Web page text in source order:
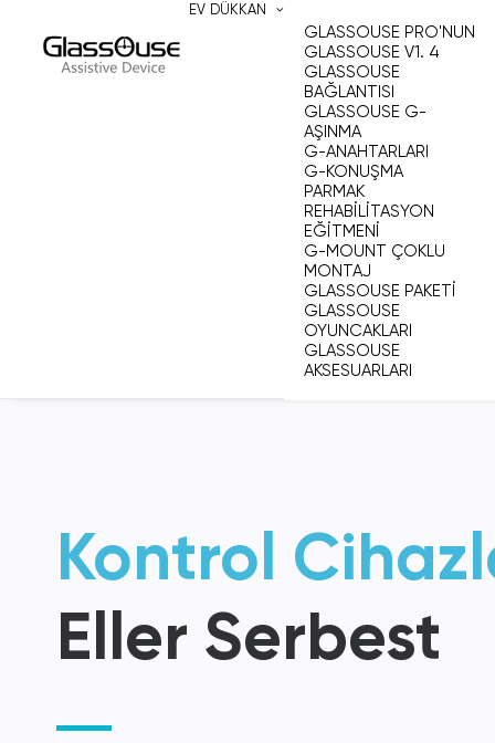
EV DÜKKAN
GLASSOUSE PRO'NUN
GLASSOUSE V1. 4
GLASSOUSE
BAĞLANTISI
GLASSOUSE G-
AŞINMA
G-ANAHTARLARI
G-KONUŞMA
PARMAK
REHABILITASYON
EĞITMENI
G-MOUNT ÇOKLU
MONTAJ
GLASSOUSE PAKETI
GLASSOUSE
OYUNCAKLARI
GLASSOUSE
AKSESUARLARI
Kontrol
Eller Serbest